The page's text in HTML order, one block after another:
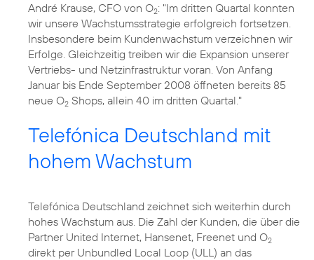
André Krause, CFO von O2: "Im dritten Quartal konnten
wir unsere Wachstumsstrategie erfolgreich fortsetzen.
Insbesondere beim Kundenwachstum verzeichnen wir
Erfolge. Gleichzeitig treiben wir die Expansion unserer
Vertriebs- und Netzinfrastruktur voran. Von Anfang
Januar bis Ende September 2008 öffneten bereits 85
neue O2 Shops, allein 40 im dritten Quartal."
Telefónica Deutschland mit
hohem Wachstum
Telefónica Deutschland zeichnet sich weiterhin durch
hohes Wachstum aus. Die Zahl der Kunden, die über die
Partner United Internet, Hansenet, Freenet und O2
direkt per Unbundled Local Loop (ULL) an das